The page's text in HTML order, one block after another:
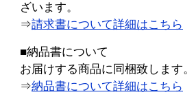
ざいます。
⇒請求書について詳細はこちら
■納品書について
お届けする商品に同梱致します。
⇒納品書について詳細はこちら